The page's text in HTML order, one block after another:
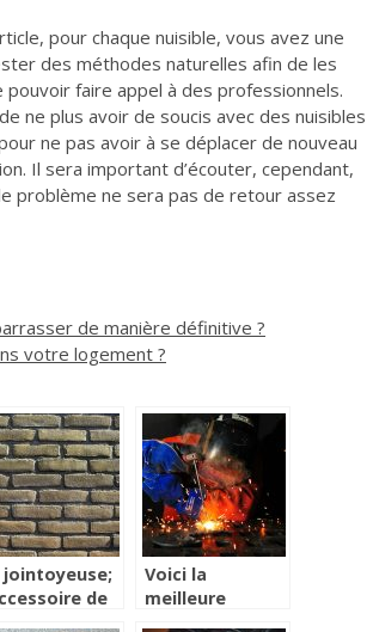
pour chaque nuisible, vous avez une
des méthodes naturelles afin de les
faire appel à des professionnels.
ne plus avoir de soucis avec des nuisibles
ne pas avoir à se déplacer de nouveau
Il sera important d’écouter, cependant,
problème ne sera pas de retour assez
de manière définitive ?
votre logement ?
jointoyeuse;
de
Voici la
meilleure